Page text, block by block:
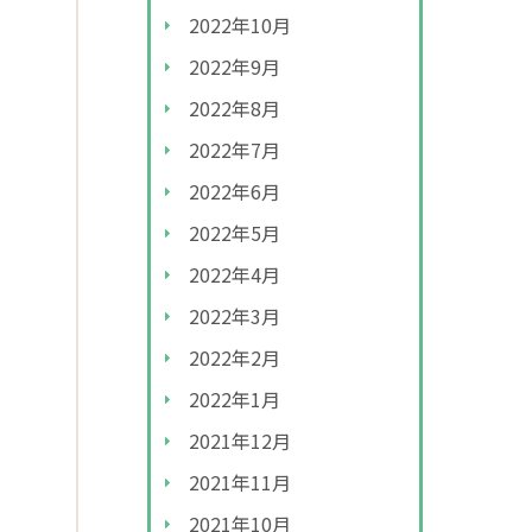
2022年10月
2022年9月
2022年8月
2022年7月
2022年6月
2022年5月
2022年4月
2022年3月
2022年2月
2022年1月
2021年12月
2021年11月
2021年10月